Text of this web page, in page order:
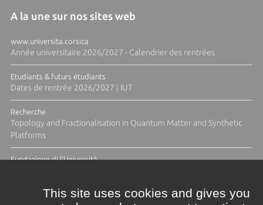
A la une sur nos sites web
www.universita.corsica
Année universitaire 2026/2027 - Calendrier des rentrées
Etudiants & futurs étudiants
Dates de rentrée 2026/2027 | IUT
Recherche
Topology and Fractionalisation in Quantum Matter and Synthetic
Platforms
Fundazione di l'Università
This site uses cookies and gives you